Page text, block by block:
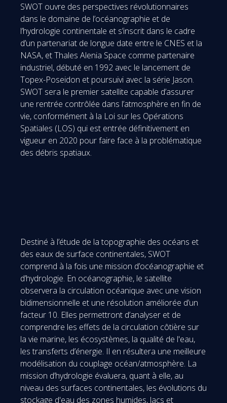
SWOT ouvre des perspectives révolutionnaires
dans le domaine de l’océanographie et de
l’hydrologie continentale et s’inscrit dans le cadre
d’un partenariat de longue date entre le CNES et la
NASA, et Thales Alenia Space comme partenaire
industriel, débuté en 1992 avec le lancement de
Topex-Poseidon et poursuivi avec la série Jason.
SWOT sera le premier satellite capable d’assurer
une rentrée contrôlée dans l’atmosphère en fin de
vie, conformément à la Loi sur les Opérations
Spatiales (LOS) qui est entrée définitivement en
vigueur en 2020 pour faire face à la problématique
des débris spatiaux.
Destiné à l’étude de la topographie des océans et
des eaux de surface continentales, SWOT
comprend à la fois une mission d’océanographie et
d’hydrologie. En océanographie, le satellite
observera la circulation océanique avec une vision
bidimensionnelle et une résolution améliorée d’un
facteur 10. Elles permettront d’analyser et de
comprendre les effets de la circulation côtière sur
la vie marine, les écosystèmes, la qualité de l'eau,
les transferts d’énergie. Il en résultera une meilleure
modélisation du couplage océan/atmosphère. La
mission d’hydrologie évaluera, quant à elle, au
niveau des surfaces continentales, les évolutions du
stockage d'eau des zones humides, lacs et